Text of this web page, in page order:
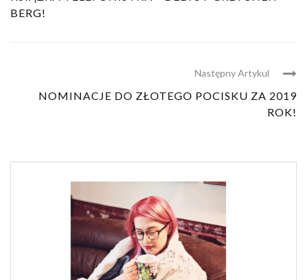
BERG!
Następny Artykul
NOMINACJE DO ZŁOTEGO POCISKU ZA 2019
ROK!